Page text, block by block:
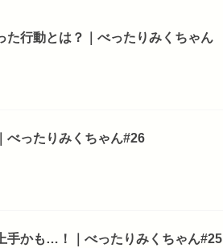
た行動とは？｜べったりみくちゃん
べったりみくちゃん#26
手かも…！｜べったりみくちゃん#25